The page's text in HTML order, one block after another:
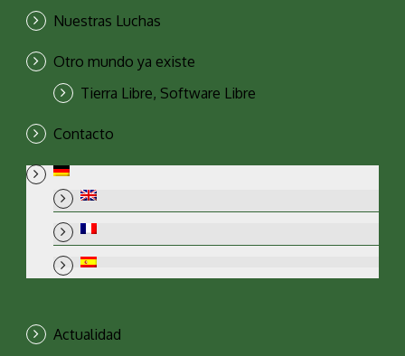
Nuestras Luchas
Otro mundo ya existe
Tierra Libre, Software Libre
Contacto
Actualidad